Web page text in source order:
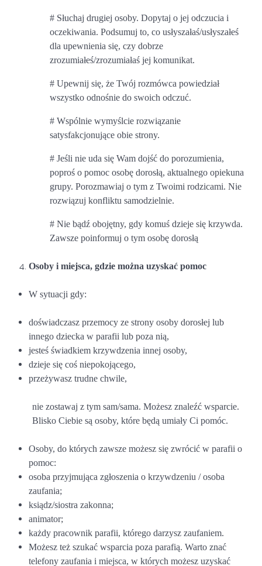
# Słuchaj drugiej osoby. Dopytaj o jej odczucia i
oczekiwania. Podsumuj to, co usłyszałaś/usłyszałeś
dla upewnienia się, czy dobrze
zrozumiałeś/zrozumiałaś jej komunikat.
# Upewnij się, że Twój rozmówca powiedział
wszystko odnośnie do swoich odczuć.
# Wspólnie wymyślcie rozwiązanie
satysfakcjonujące obie strony.
# Jeśli nie uda się Wam dojść do porozumienia,
poproś o pomoc osobę dorosłą, aktualnego opiekuna
grupy. Porozmawiaj o tym z Twoimi rodzicami. Nie
rozwiązuj konfliktu samodzielnie.
# Nie bądź obojętny, gdy komuś dzieje się krzywda.
Zawsze poinformuj o tym osobę dorosłą
Osoby i miejsca, gdzie można uzyskać pomoc
W sytuacji gdy:
doświadczasz przemocy ze strony osoby dorosłej lub
innego dziecka w parafii lub poza nią,
jesteś świadkiem krzywdzenia innej osoby,
dzieje się coś niepokojącego,
przeżywasz trudne chwile,
nie zostawaj z tym sam/sama. Możesz znaleźć wsparcie.
Blisko Ciebie są osoby, które będą umiały Ci pomóc.
Osoby, do których zawsze możesz się zwrócić w parafii o
pomoc:
osoba przyjmująca zgłoszenia o krzywdzeniu / osoba
zaufania;
ksiądz/siostra zakonna;
animator;
każdy pracownik parafii, którego darzysz zaufaniem.
Możesz też szukać wsparcia poza parafią. Warto znać
telefony zaufania i miejsca, w których możesz uzyskać